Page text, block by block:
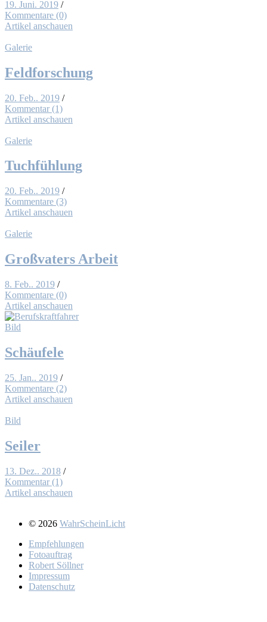
19. Juni. 2019 /
Kommentare (0)
Artikel anschauen
Galerie
Feld­for­schung
20. Feb.. 2019 /
Kommentar (1)
Artikel anschauen
Galerie
Tuch­füh­lung
20. Feb.. 2019 /
Kommentare (3)
Artikel anschauen
Galerie
Groß­va­ters Ar­beit
8. Feb.. 2019 /
Kommentare (0)
Artikel anschauen
Bild
Schäu­fe­le
25. Jan.. 2019 /
Kommentare (2)
Artikel anschauen
Bild
Sei­ler
13. Dez.. 2018 /
Kommentar (1)
Artikel anschauen
© 2026 WahrScheinLicht
Emp­feh­lun­gen
Fo­to­auf­trag
Ro­bert Söll­ner
Im­pres­sum
Da­ten­schutz